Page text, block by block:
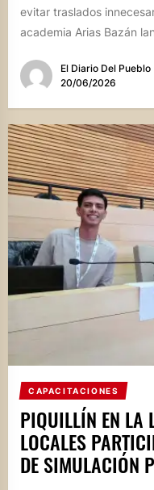
evitar traslados
academia Arias Bazán
El Diario Del Pueblo
20/06/2026
CAPACITACIONES
PIQUILLÍN EN LA
LOCALES
DE SIMULACIÓN